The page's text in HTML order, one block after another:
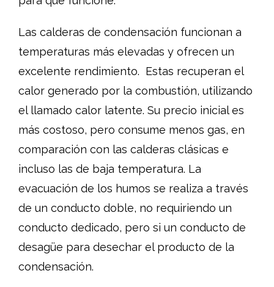
Las calderas de condensación funcionan a
temperaturas más elevadas y ofrecen un
excelente rendimiento. Estas recuperan el
calor generado por la combustión, utilizando
el llamado calor latente. Su precio inicial es
más costoso, pero consume menos gas, en
comparación con las calderas clásicas e
incluso las de baja temperatura. La
evacuación de los humos se realiza a través
de un conducto doble, no requiriendo un
conducto dedicado, pero si un conducto de
desagüe para desechar el producto de la
condensación.